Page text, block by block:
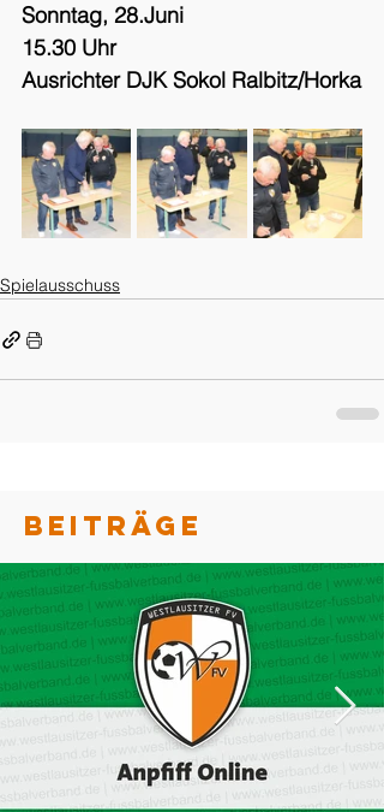
Sonntag, 28.Juni
15.30 Uhr
Ausrichter DJK Sokol Ralbitz/Horka
Spielausschuss
BEITRÄGE